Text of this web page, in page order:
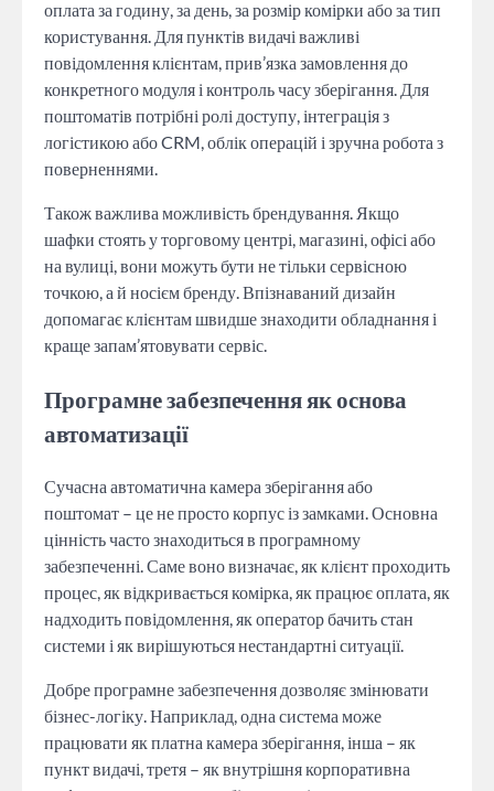
оплата за годину, за день, за розмір комірки або за тип
користування. Для пунктів видачі важливі
повідомлення клієнтам, прив’язка замовлення до
конкретного модуля і контроль часу зберігання. Для
поштоматів потрібні ролі доступу, інтеграція з
логістикою або CRM, облік операцій і зручна робота з
поверненнями.
Також важлива можливість брендування. Якщо
шафки стоять у торговому центрі, магазині, офісі або
на вулиці, вони можуть бути не тільки сервісною
точкою, а й носієм бренду. Впізнаваний дизайн
допомагає клієнтам швидше знаходити обладнання і
краще запам’ятовувати сервіс.
Програмне забезпечення як основа
автоматизації
Сучасна автоматична камера зберігання або
поштомат – це не просто корпус із замками. Основна
цінність часто знаходиться в програмному
забезпеченні. Саме воно визначає, як клієнт проходить
процес, як відкривається комірка, як працює оплата, як
надходить повідомлення, як оператор бачить стан
системи і як вирішуються нестандартні ситуації.
Добре програмне забезпечення дозволяє змінювати
бізнес-логіку. Наприклад, одна система може
працювати як платна камера зберігання, інша – як
пункт видачі, третя – як внутрішня корпоративна